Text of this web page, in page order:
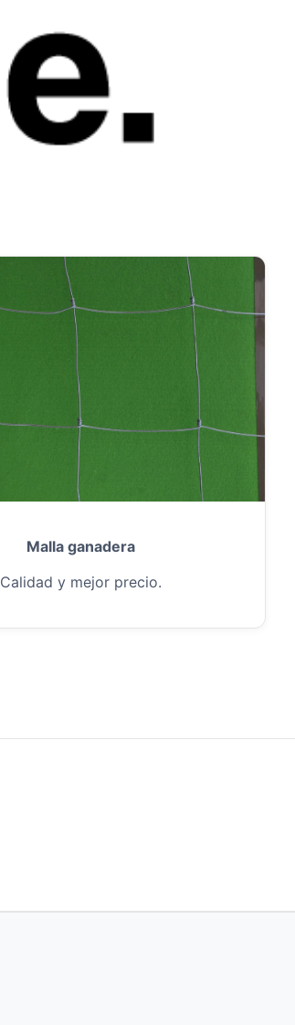
Malla ganadera
Calidad y mejor precio.